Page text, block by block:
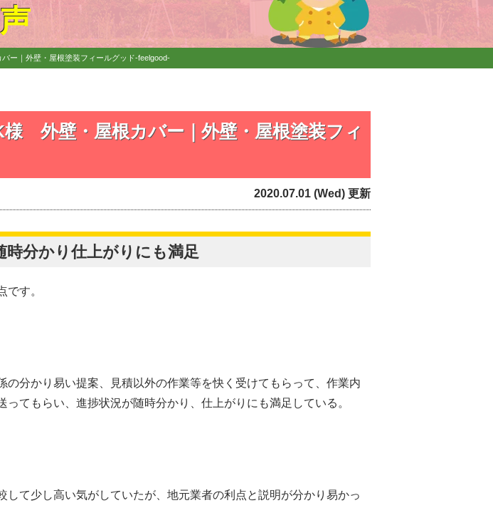
ー｜外壁・屋根塗装フィールグッド‐feelgood‐
様 外壁・屋根カバー｜外壁・屋根塗装フィ
2020.07.01 (Wed) 更新
時分かり仕上がりにも満足
す。
の分かり易い提案、見積以外の作業等を快く受けてもらって、作業内
ってもらい、進捗状況が随時分かり、仕上がりにも満足している。
して少し高い気がしていたが、地元業者の利点と説明が分かり易かっ